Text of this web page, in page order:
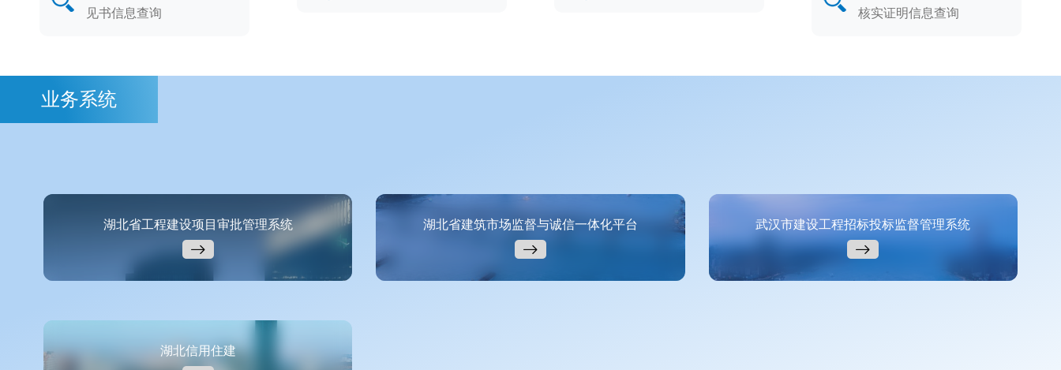
见书信息查询
核实证明信息查询
业务系统
湖北省工程建设项目审批管理系统 湖北省建筑市场监督与诚信一体化平台 武汉市建设工程招标投标监督管理系统
湖北信用住建